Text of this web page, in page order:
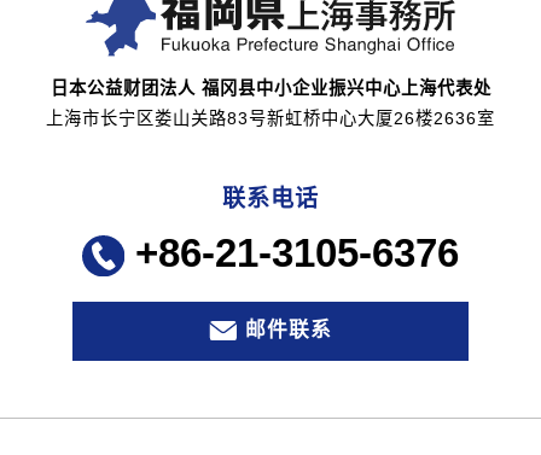
日本公益财团法人 福冈县中小企业振兴中心上海代表处
上海市长宁区娄山关路83号新虹桥中心大厦26楼2636室
联系电话
+86-21-3105-6376
邮件联系